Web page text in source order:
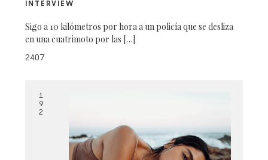
INTERVIEW
Sigo a 10 kilómetros por hora a un policía que se desliza
en una cuatrimoto por las […]
2407
1
9
2